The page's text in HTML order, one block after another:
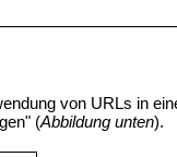
von URLs in
(Abbildung unten).